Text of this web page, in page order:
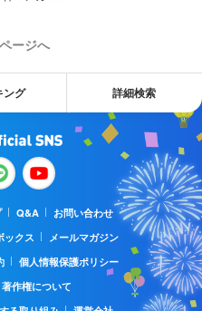
ージへ
ング 詳細検索
Q&A
お問い合わせ
ックス
メールマガジン
個人情報保護ポリシー
著作権について